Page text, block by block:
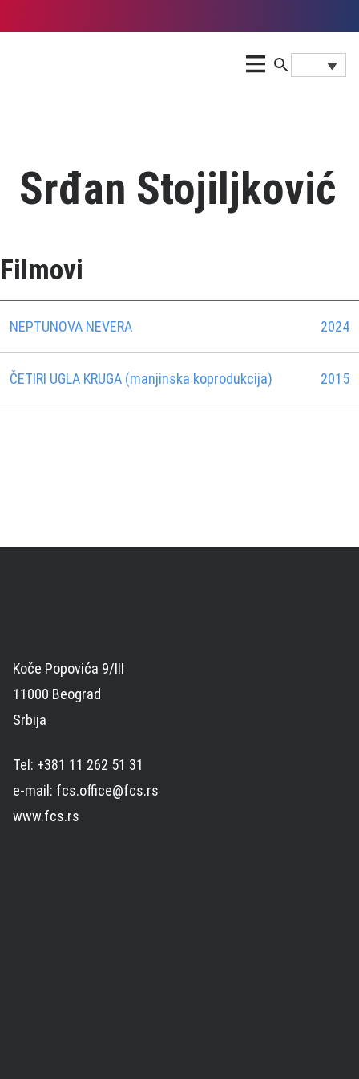
Srđan Stojiljković
Filmovi
NEPTUNOVA NEVERA 2024
ČETIRI UGLA KRUGA (manjinska koprodukcija) 2015
Koče Popovića 9/III
11000 Beograd
Srbija
Tel: +381 11 262 51 31
e-mail: fcs.office@fcs.rs
www.fcs.rs